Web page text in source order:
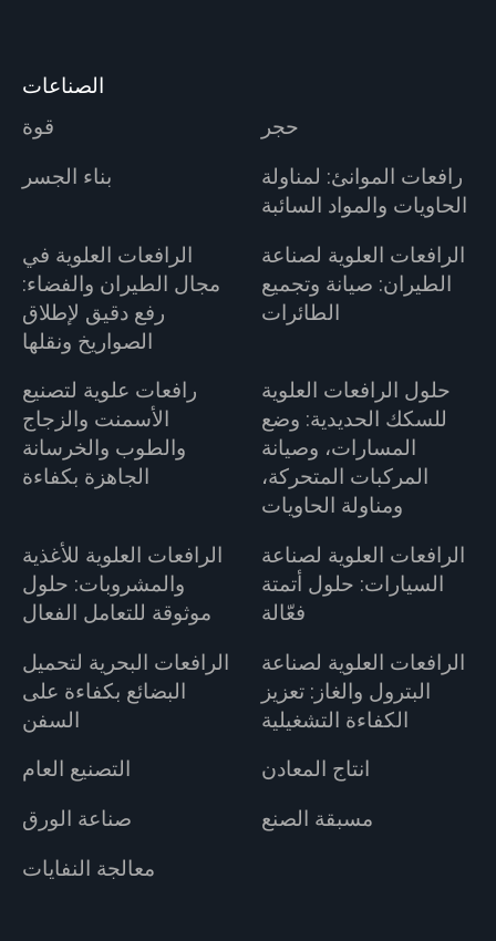
الصناعات
قوة
حجر
بناء الجسر
رافعات الموانئ: لمناولة
الحاويات والمواد السائبة
الرافعات العلوية في
مجال الطيران والفضاء:
رفع دقيق لإطلاق
الصواريخ ونقلها
الرافعات العلوية لصناعة
الطيران: صيانة وتجميع
الطائرات
رافعات علوية لتصنيع
الأسمنت والزجاج
والطوب والخرسانة
الجاهزة بكفاءة
حلول الرافعات العلوية
للسكك الحديدية: وضع
المسارات، وصيانة
المركبات المتحركة،
ومناولة الحاويات
الرافعات العلوية للأغذية
والمشروبات: حلول
موثوقة للتعامل الفعال
الرافعات العلوية لصناعة
السيارات: حلول أتمتة
فعّالة
الرافعات البحرية لتحميل
البضائع بكفاءة على
السفن
الرافعات العلوية لصناعة
البترول والغاز: تعزيز
الكفاءة التشغيلية
التصنيع العام
انتاج المعادن
صناعة الورق
مسبقة الصنع
معالجة النفايات